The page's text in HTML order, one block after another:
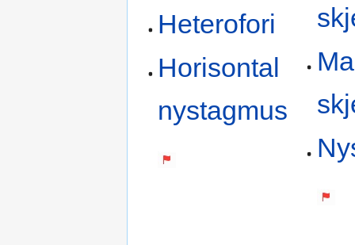
Heterofori
Horisontal
nystagmus